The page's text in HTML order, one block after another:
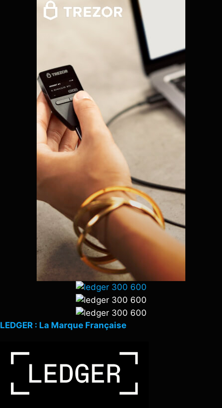
LEDGER : La Marque Française